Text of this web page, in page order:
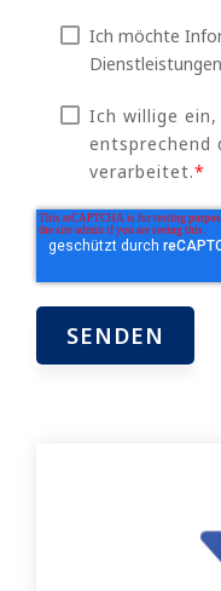
Ich möchte
Ich willige
entsprechend
verarbeitet.*